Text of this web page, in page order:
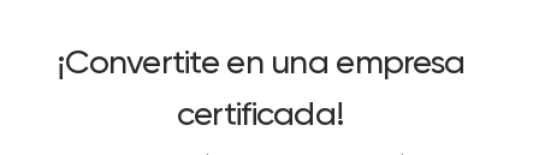
¡Convertite en una empresa
certificada!